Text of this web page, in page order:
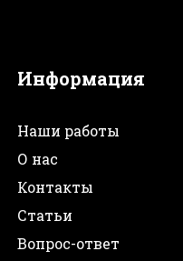
Информация
Наши работы
О нас
Контакты
Статьи
Вопрос-ответ